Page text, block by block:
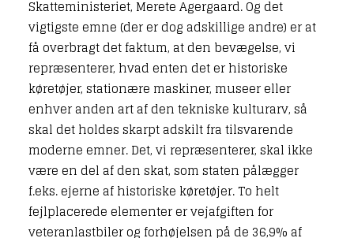
Skatteministeriet, Merete Agergaard. Og det
vigtigste emne (der er dog adskillige andre) er at
få overbragt det faktum, at den bevægelse, vi
repræsenterer, hvad enten det er historiske
køretøjer, stationære maskiner, museer eller
enhver anden art af den tekniske kulturarv, så
skal det holdes skarpt adskilt fra tilsvarende
moderne emner. Det, vi repræsenterer, skal ikke
være en del af den skat, som staten pålægger
f.eks. ejerne af historiske køretøjer. To helt
fejlplacerede elementer er vejafgiften for
veteranlastbiler og forhøjelsen på de 36,9% af